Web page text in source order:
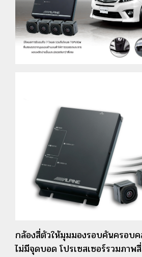
กล้องสี่ตัวให้มุมมองรอบคันครอบ
ไม่มีจุดบอด โปรเซสเซอร์รวมภาพ